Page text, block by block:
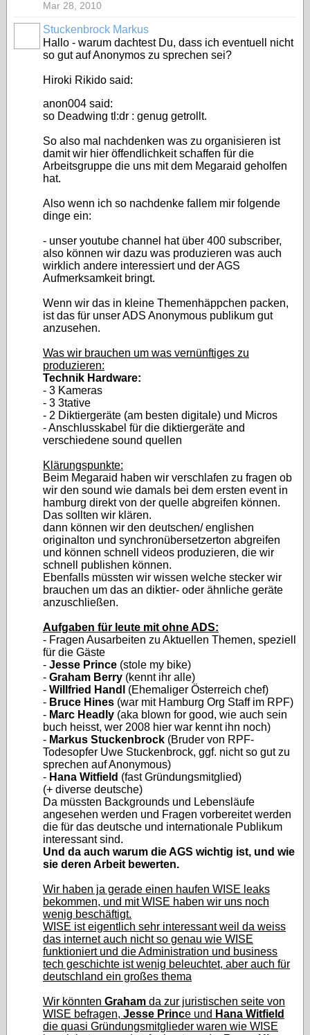
Mar 28, 2010
Stuckenbrock Markus
Hallo - warum dachtest Du, dass ich eventuell nicht
so gut auf Anonymos zu sprechen sei?
Hiroki Rikido said:
anon004 said:
so Deadwing tl:dr : genug getrollt.
So also mal nachdenken was zu organisieren ist
damit wir hier öffendlichkeit schaffen für die
Arbeitsgruppe die uns mit dem Megaraid geholfen
hat.
Also wenn ich so nachdenke fallem mir folgende
dinge ein:
- unser youtube channel hat über 400 subscriber,
also können wir dazu was produzieren was auch
wirklich andere interessiert und der AGS
Aufmerksamkeit bringt.
Wenn wir das in kleine Themenhäppchen packen,
ist das für unser ADS Anonymous publikum gut
anzusehen.
Was wir brauchen um was vernünftiges zu
produzieren:
Technik Hardware:
- 3 Kameras
- 3 3tative
- 2 Diktiergeräte (am besten digitale) und Micros
- Anschlusskabel für die diktiergeräte and
verschiedene sound quellen
Klärungspunkte:
Beim Megaraid haben wir verschlafen zu fragen ob
wir den sound wie damals bei dem ersten event in
hamburg direkt von der quelle abgreifen können.
Das sollten wir klären.
dann können wir den deutschen/ englishen
originalton und synchronübersetzerton abgreifen
und können schnell videos produzieren, die wir
schnell publishen können.
Ebenfalls müssten wir wissen welche stecker wir
brauchen um das an diktier- oder ähnliche geräte
anzuschließen.
Aufgaben für leute mit ohne ADS:
- Fragen Ausarbeiten zu Aktuellen Themen, speziell
für die Gäste
- Jesse Prince (stole my bike)
- Graham Berry (kennt ihr alle)
- Willfried Handl
(Ehemaliger Österreich chef)
- Bruce Hines (war mit Hamburg Org Staff im RPF)
- Marc Headly (aka blown for good, wie auch sein
buch heisst, wer 2008 hier war kennt ihn noch)
- Markus Stuckenbrock (Bruder von RPF-
Todesopfer Uwe Stuckenbrock, ggf. nicht so gut zu
sprechen auf Anonymous)
- Hana Witfield (fast Gründungsmitglied)
(+ diverse deutsche)
Da müssten Backgrounds und Lebensläufe
angesehen werden und Fragen vorbereitet werden
die für das deutsche und internationale Publikum
interessant sind.
Und da auch warum die AGS wichtig ist, und wie
sie deren Arbeit bewerten.
Wir haben ja gerade einen haufen WISE leaks
bekommen, und mit WISE haben wir uns noch
wenig beschäftigt.
WISE ist eigentlich sehr interessant weil da weiss
das internet auch nicht so genau wie WISE
funktioniert und die Administration und business
tech geschichte ist wenig beleuchtet, aber auch für
deutschland ein großes thema
Wir könnten Graham da zur juristischen seite von
WISE befragen, Jesse Prince und Hana Witfield
die quasi Gründungsmitglieder waren wie WISE